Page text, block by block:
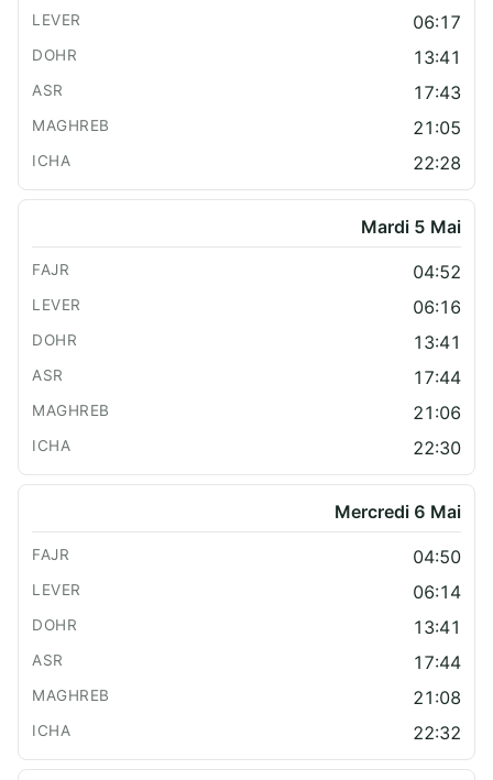
06:17
13:41
17:43
21:05
22:28
Mardi 5 Mai
04:52
06:16
13:41
17:44
21:06
22:30
Mercredi 6 Mai
04:50
06:14
13:41
17:44
21:08
22:32